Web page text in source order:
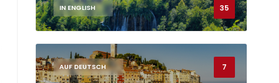
IN ENGLISH 35
AUF DEUTSCH 7